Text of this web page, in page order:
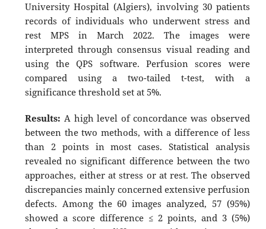
University Hospital (Algiers), involving 30 patients
records of individuals who underwent stress and
rest MPS in March 2022. The images were
interpreted through consensus visual reading and
using the QPS software. Perfusion scores were
compared using a two-tailed t-test, with a
significance threshold set at 5%.
Results: A high level of concordance was observed
between the two methods, with a difference of less
than 2 points in most cases. Statistical analysis
revealed no significant difference between the two
approaches, either at stress or at rest. The observed
discrepancies mainly concerned extensive perfusion
defects. Among the 60 images analyzed, 57 (95%)
showed a score difference ≤ 2 points, and 3 (5%)